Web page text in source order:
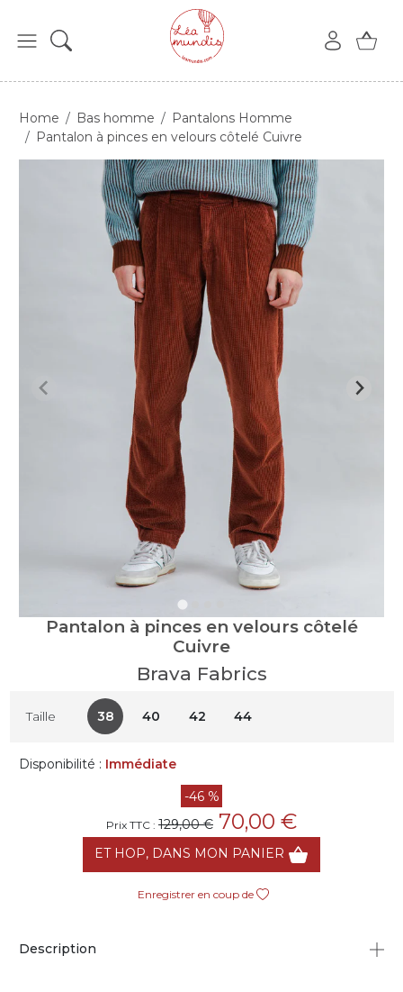
Home Bas homme
Pantalons Homme
Pantalon à pinces en velours côtelé Cuivre
Pantalon à pinces en velours côtelé
Cuivre
Brava Fabrics
Taille 38 40 42 44
Disponibilité : Immédiate
-46 %
Prix TTC : 129,00 € 70,00 €
ET HOP, DANS MON PANIER
Enregistrer en coup de
Description